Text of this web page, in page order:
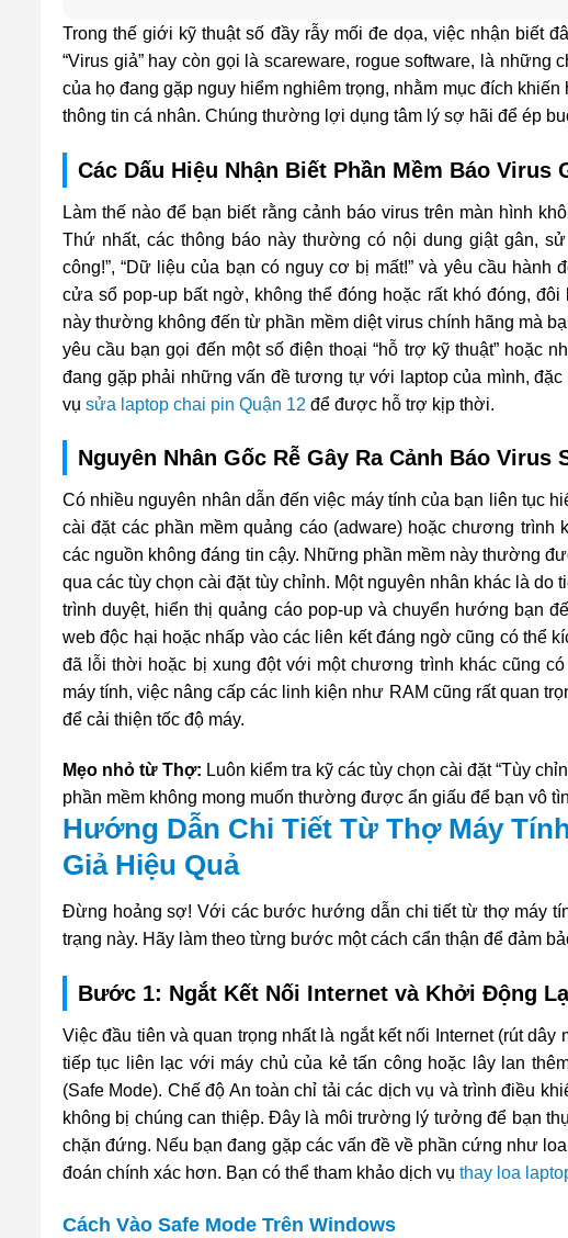
Trong thế giới kỹ thuật số đầy rẫy mối đe dọa, việc nhận biết
“Virus giả” hay còn gọi là scareware, rogue software, là
của họ đang gặp nguy hiểm nghiêm trọng, nhằm mục đích
thông tin cá nhân. Chúng thường lợi dụng tâm lý sợ hãi để ép
Các Dấu Hiệu Nhận Biết Phần Mềm Báo Virus
Làm thế nào để bạn biết rằng cảnh báo virus trên màn hình
Thứ nhất, các thông báo này thường có nội dung giật gân,
công!”, “Dữ liệu của bạn có nguy cơ bị mất!” và yêu cầu
cửa sổ pop-up bất ngờ, không thể đóng hoặc rất khó đóng,
này thường không đến từ phần mềm diệt virus chính hãng mà
yêu cầu bạn gọi đến một số điện thoại “hỗ trợ kỹ thuật” hoặc
đang gặp phải những vấn đề tương tự với laptop của mình,
vụ sửa laptop chai pin Quận 12 để được hỗ trợ kịp thời.
Nguyên Nhân Gốc Rễ Gây Ra Cảnh Báo Virus
Có nhiều nguyên nhân dẫn đến việc máy tính của bạn liên tục
cài đặt các phần mềm quảng cáo (adware) hoặc chương
các nguồn không đáng tin cậy. Những phần mềm này thường
qua các tùy chọn cài đặt tùy chỉnh. Một nguyên nhân khác là
trình duyệt, hiển thị quảng cáo pop-up và chuyển hướng bạn
web độc hại hoặc nhấp vào các liên kết đáng ngờ cũng có thể
đã lỗi thời hoặc bị xung đột với một chương trình khác cũng
máy tính, việc nâng cấp các linh kiện như RAM cũng rất quan
để cải thiện tốc độ máy.
Mẹo nhỏ từ Thợ: Luôn kiểm tra kỹ các tùy chọn cài đặt “Tùy
phần mềm không mong muốn thường được ẩn giấu để bạn vô
Hướng Dẫn Chi Tiết Từ Thợ Máy
Giả Hiệu Quả
Đừng hoảng sợ! Với các bước hướng dẫn chi tiết từ thợ máy
trạng này. Hãy làm theo từng bước một cách cẩn thận để đảm
Bước 1: Ngắt Kết Nối Internet và Khởi Động
Việc đầu tiên và quan trọng nhất là ngắt kết nối Internet (rút
tiếp tục liên lạc với máy chủ của kẻ tấn công hoặc lây lan
(Safe Mode). Chế độ An toàn chỉ tải các dịch vụ và trình điều
không bị chúng can thiệp. Đây là môi trường lý tưởng để bạn
chặn đứng. Nếu bạn đang gặp các vấn đề về phần cứng như
đoán chính xác hơn. Bạn có thể tham khảo dịch vụ thay loa
Cách Vào Safe Mode Trên Windows